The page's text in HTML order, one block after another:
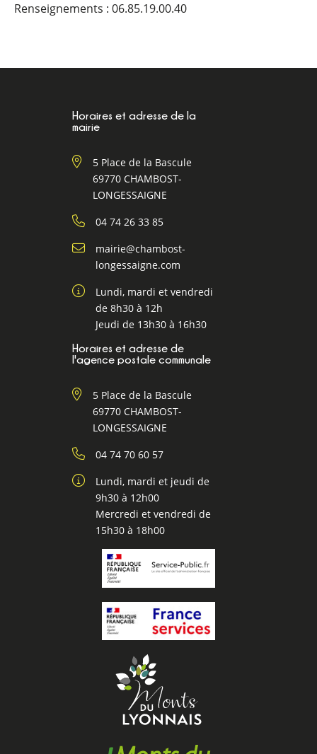
Renseignements : 06.85.19.00.40
Horaires et adresse de la
mairie
5 Place de la Bascule
69770 CHAMBOST-
LONGESSAIGNE
04 74 26 33 85
mairie@chambost-
longessaigne.com
Lundi, mardi et vendredi
de 8h30 à 12h
Jeudi de 13h30 à 16h30
Horaires et adresse de
l'agence postale communale
5 Place de la Bascule
69770 CHAMBOST-
LONGESSAIGNE
04 74 70 60 57
Lundi, mardi et jeudi de
9h30 à 12h00
Mercredi et vendredi de
15h30 à 18h00